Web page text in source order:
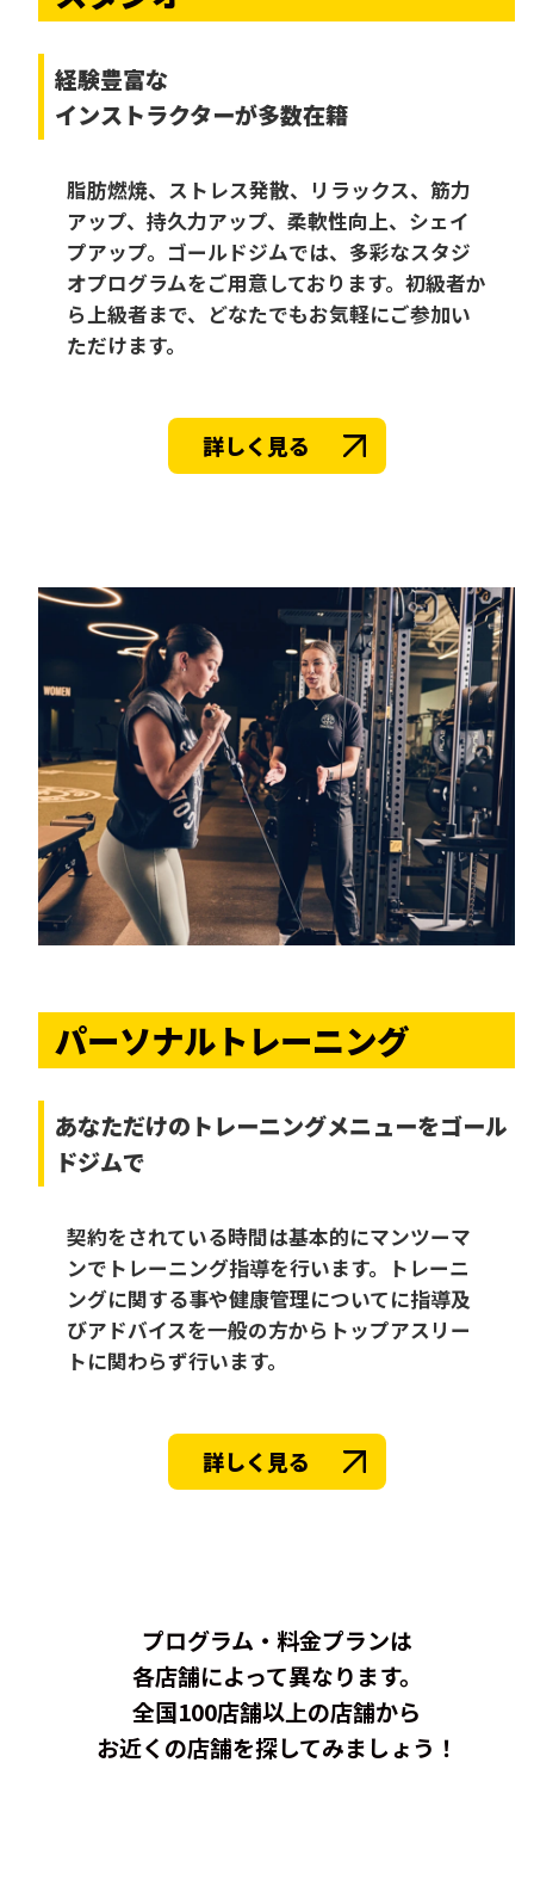
経験豊富な
インストラクターが多数在籍
脂肪燃焼、ストレス発散、リラックス、筋力
アップ、持久力アップ、柔軟性向上、シェイ
プアップ。ゴールドジムでは、多彩なスタジ
オプログラムをご用意しております。初級者か
ら上級者まで、どなたでもお気軽にご参加い
ただけます。
詳しく見る
パーソナルトレーニング
あなただけの トレーニングメニューをゴール
ドジムで
契約をされている時間は基本的にマンツーマ
ンでトレーニング指導を行います。トレーニ
ングに関する事や健康管理についてに指導及
びアドバイスを一般の方からトップアスリー
トに関わらず行います。
詳しく見る
プログラム・料金プランは
各店舗によって異なります。
全国100店舗以上の店舗から
お近くの店舗を探してみましょう！